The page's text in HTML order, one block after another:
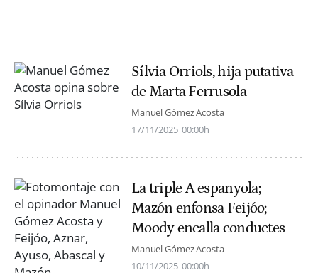
Sílvia Orriols, hija putativa
de Marta Ferrusola
Manuel Gómez Acosta
17/11/2025 00:00h
La triple A espanyola;
Mazón enfonsa Feijóo;
Moody encalla conductes
Manuel Gómez Acosta
10/11/2025 00:00h